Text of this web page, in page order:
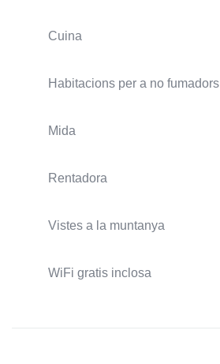
Cuina
Habitacions per a no fumadors
Mida
Rentadora
Vistes a la muntanya
WiFi gratis inclosa